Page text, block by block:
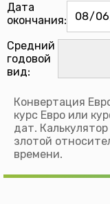
Дата
окончания:
Средний
годовой
вид:
Конвертация
курс Евро или
дат.
злотой
времени.